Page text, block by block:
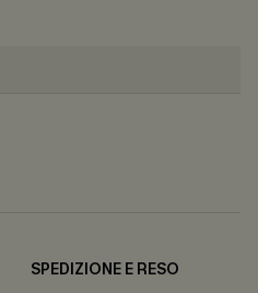
SPEDIZIONE E RESO